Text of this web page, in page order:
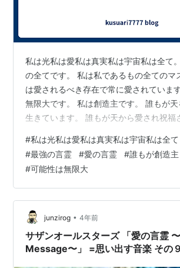
私は光私は愛私は真実私は宇宙私は全て
の全てです。 私は私であるもの全てのマ
は愛されるべき存在で常に愛されていま
無限大です。 私は創造主です。 誰もが
生きています。 誰もが天から愛され祝福
られています。 人生を思い描くままにデ
は満足します。 今からすぐにでも始めて
像出来たものは現実になる可能性が高い。
#私は光私は愛私は真実私は宇宙私は全て
#最強の言霊 #愛の言霊 #誰もが創造主
#可能性は無限大
junzirog • 4年前
サザンオールスターズ 「愛の言霊
Message〜」 =思い出す音楽 その